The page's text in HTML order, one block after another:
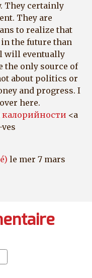
They certainly
They are
to realize that
the future than
will eventually
the only source of
about politics or
and progress. I
here.
калорийности <a
le mer 7 mars